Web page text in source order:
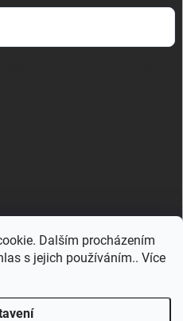
Dalším procházením
s jejich používáním.. Více